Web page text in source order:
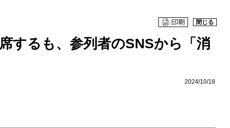
閉じる
するも、参列者のSNSから「消
2024/10/18